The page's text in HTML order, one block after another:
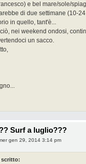
e bel mare/sole/
di due settimane (10-
in quello, tant'è...
ciò, nei weekend ondosi,
un sacco.
Surf a luglio???
gen 29, 2014 3:14 pm
scritto: